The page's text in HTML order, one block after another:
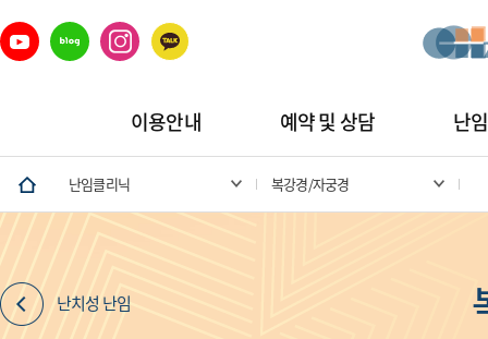
이용안내 예약 및 상담 난
난임클리닉 복강경/자궁경
난치성 난임